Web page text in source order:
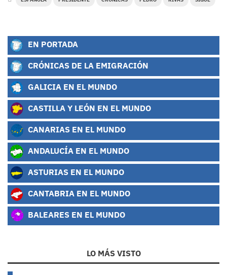
EN PORTADA
CRÓNICAS DE LA EMIGRACIÓN
GALICIA EN EL MUNDO
CASTILLA Y LEÓN EN EL MUNDO
CANARIAS EN EL MUNDO
ANDALUCÍA EN EL MUNDO
ASTURIAS EN EL MUNDO
CANTABRIA EN EL MUNDO
BALEARES EN EL MUNDO
LO MÁS VISTO